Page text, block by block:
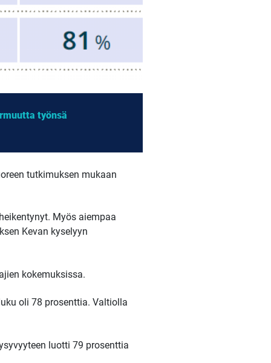
työnsä
tutkimuksen mukaan
Myös aiempaa
Kevan kyselyyn
kokemuksissa.
oli 78 prosenttia. Valtiolla
luotti 79 prosenttia